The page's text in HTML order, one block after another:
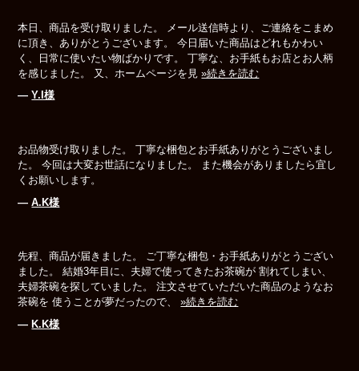
本日、商品を受け取りました。 メール送信時より、ご連絡をこまめ
に頂き、ありがとうございます。 今日届いた商品はどれもかわい
く、日常に使いたい物ばかりです。 丁寧な、お手紙もお店とお人柄
を感じました。 又、ホームページを見»続きを読む
―Y.I様
お品物受け取りました。 丁寧な梱包とお手紙ありがとうございまし
た。 今回は大変お世話になりました。 また機会がありましたら宜し
くお願いします。
―A.K様
先程、商品が届きました。 ご丁寧な梱包・お手紙ありがとうござい
ました。 結婚3年目に、夫婦で使ってきたお茶碗が 割れてしまい、
夫婦茶碗を探していました。 注文させていただいた商品のようなお
茶碗を 使うことが夢だったので、»続きを読む
― K.K様